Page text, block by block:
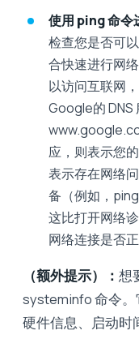
使用 ping 命令
检查您是否可
合快速进行网
以访问互联网
Google的 DNS
应，则表示您
表示存在网络
备（例如，ping
这比打开网络
网络连接是否正
（额外提示）： 想
systeminfo 命令。
硬件信息、启动时